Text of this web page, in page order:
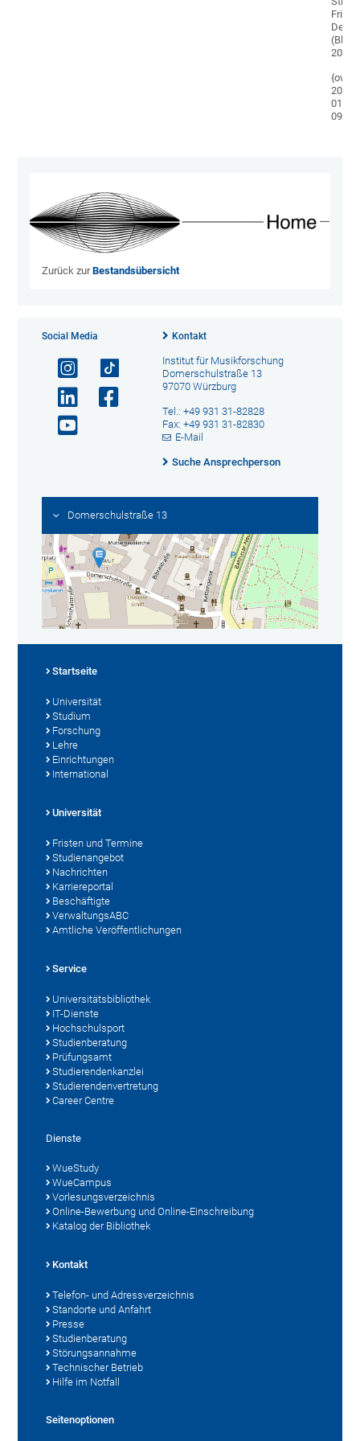
Fritz
Degel
2021.
{ow;
2023-
01-
09}
Zurück zurBestandsübersicht
Social Media Kontakt
Institut für Musikforschung
Domerschulstraße 13
97070 Würzburg
Tel.: +49 931 31-82828
Fax: +49 931 31-82830
E-Mail
Suche Ansprechperson
Domerschulstraße 13
Startseite
Universität
Studium
Forschung
Lehre
Einrichtungen
International
Universität
Fristen und Termine
Studienangebot
Nachrichten
Karriereportal
Beschäftigte
VerwaltungsABC
Amtliche Veröffentlichungen
Service
Universitätsbibliothek
IT-Dienste
Hochschulsport
Studienberatung
Prüfungsamt
Studierendenkanzlei
Studierendenvertretung
Career Centre
Dienste
WueStudy
WueCampus
Vorlesungsverzeichnis
Online-Bewerbung und Online-Einschreibung
Katalog der Bibliothek
Kontakt
Telefon- und Adressverzeichnis
Standorte und Anfahrt
Presse
Studienberatung
Störungsannahme
Technischer Betrieb
Hilfe im Notfall
Seitenoptionen